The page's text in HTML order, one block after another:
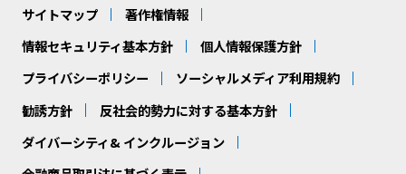
サイトマップ
著作権情報
情報セキュリティ基本方針
個人情報保護方針
プライバシーポリシー
ソーシャルメディア利用規約
勧誘方針
反社会的勢力に対する基本方針
ダイバーシティ& インクルージョン